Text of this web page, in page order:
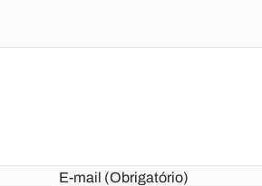
E-mail (Obrigatório)